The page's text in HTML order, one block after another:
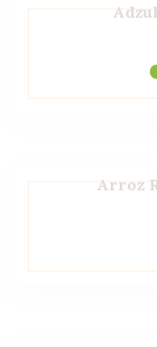
Arroz